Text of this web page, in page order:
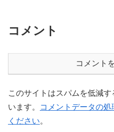
コメント
コメント
このサイトはスパムを低減
います。
コメントデータの
ください。